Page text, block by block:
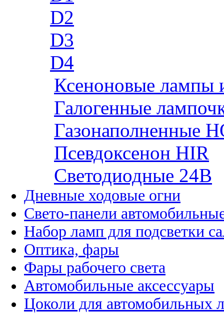
D2
D3
D4
Ксеноновые лампы
Галогенные
Газонаполненные
Псевдоксенон HIR
Cветодиодные 24B
Дневные ходовые огни
Свето-панели
Набор ламп для подсветки
Оптика, фары
Фары рабочего света
Автомобильные аксессуары
Цоколи для автомобильных